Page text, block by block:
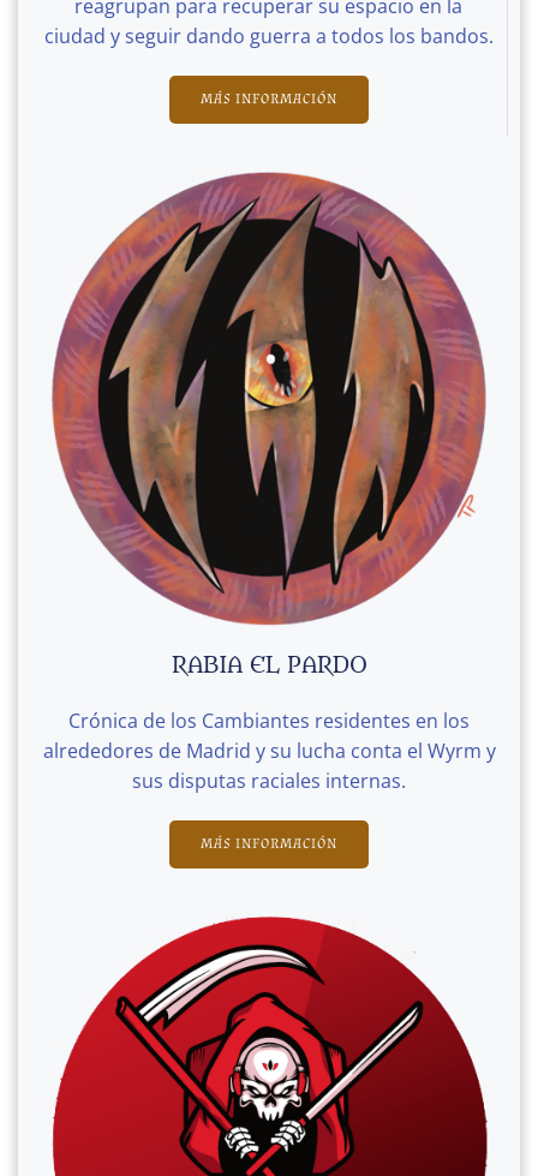
reagrupan para recuperar su espacio en la
ciudad y seguir dando guerra a todos los bandos.
MÁS INFORMACIÓN
RABIA EL PARDO
Crónica de los Cambiantes residentes en los
alrededores de Madrid y su lucha conta el Wyrm y
sus disputas raciales internas.
MÁS INFORMACIÓN